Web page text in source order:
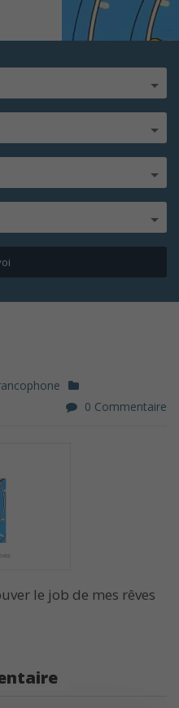
0 Commentaire
le job de mes rêves